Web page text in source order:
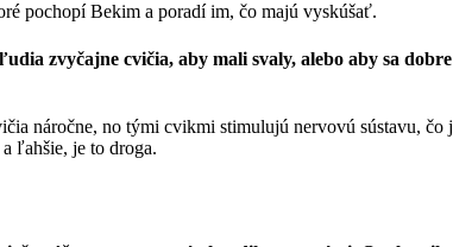
pochopí Bekim a poradí im, čo majú vyskúšať.
zvyčajne cvičia, aby mali svaly, alebo aby sa
náročne, no tými cvikmi stimulujú nervovú sústavu, čo
ľahšie, je to droga.